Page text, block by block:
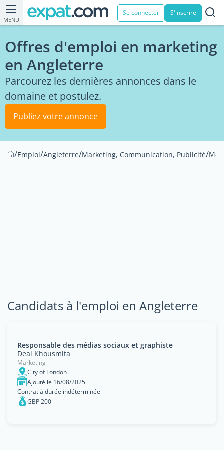
MENU
Se connecter S'inscrire
Offres d'emploi en marketing
en Angleterre
Parcourez les dernières annonces dans le
domaine et postulez.
Publiez votre annonce
/Emploi/Angleterre/Marketing, Communication, Publicité/
Candidats à l'emploi en Angleterre
Responsable des médias sociaux et graphiste
Deal Khousmita
Marketing
City of London
Ajouté le 16/08/2025
Contrat à durée indéterminée
GBP 200